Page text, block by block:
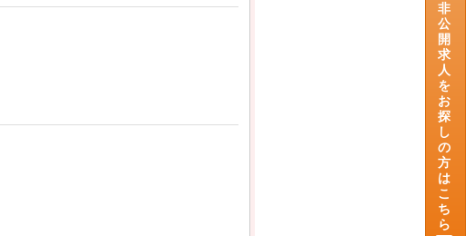
非
公
開
求
人
を
お
探
し
の
方
は
こ
ち
ら